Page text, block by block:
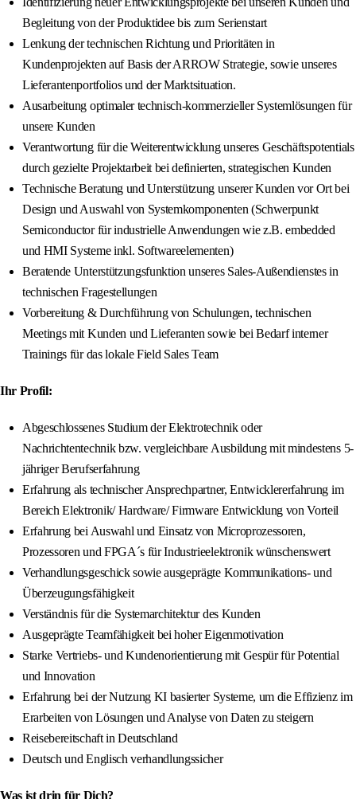
Begleitung von der Produktidee bis zum Serienstart
Lenkung der technischen Richtung und Prioritäten in
Kundenprojekten auf Basis der ARROW Strategie, sowie unseres
Lieferantenportfolios und der Marktsituation.
Ausarbeitung optimaler technisch-kommerzieller Systemlösungen für
unsere Kunden
Verantwortung für die Weiterentwicklung unseres Geschäftspotentials
durch gezielte Projektarbeit bei definierten, strategischen Kunden
Technische Beratung und Unterstützung unserer Kunden vor Ort bei
Design und Auswahl von Systemkomponenten (Schwerpunkt
Semiconductor für industrielle Anwendungen wie z.B. embedded
und HMI Systeme inkl. Softwareelementen)
Beratende Unterstützungsfunktion unseres Sales-Außendienstes in
technischen Fragestellungen
Vorbereitung & Durchführung von Schulungen, technischen
Meetings mit Kunden und Lieferanten sowie bei Bedarf interner
Trainings für das lokale Field Sales Team
Ihr Profil:
Abgeschlossenes Studium der Elektrotechnik oder
Nachrichtentechnik bzw. vergleichbare Ausbildung mit mindestens 5-
jähriger Berufserfahrung
Erfahrung als technischer Ansprechpartner, Entwicklererfahrung im
Bereich Elektronik/ Hardware/ Firmware Entwicklung von Vorteil
Erfahrung bei Auswahl und Einsatz von Microprozessoren,
Prozessoren und FPGA´s für Industrieelektronik wünschenswert
Verhandlungsgeschick sowie ausgeprägte Kommunikations- und
Überzeugungsfähigkeit
Verständnis für die Systemarchitektur des Kunden
Ausgeprägte Teamfähigkeit bei hoher Eigenmotivation
Starke Vertriebs- und Kundenorientierung mit Gespür für Potential
und Innovation
Erfahrung bei der Nutzung KI basierter Systeme, um die Effizienz im
Erarbeiten von Lösungen und Analyse von Daten zu steigern
Reisebereitschaft in Deutschland
Deutsch und Englisch verhandlungssicher
Was ist drin für Dich?